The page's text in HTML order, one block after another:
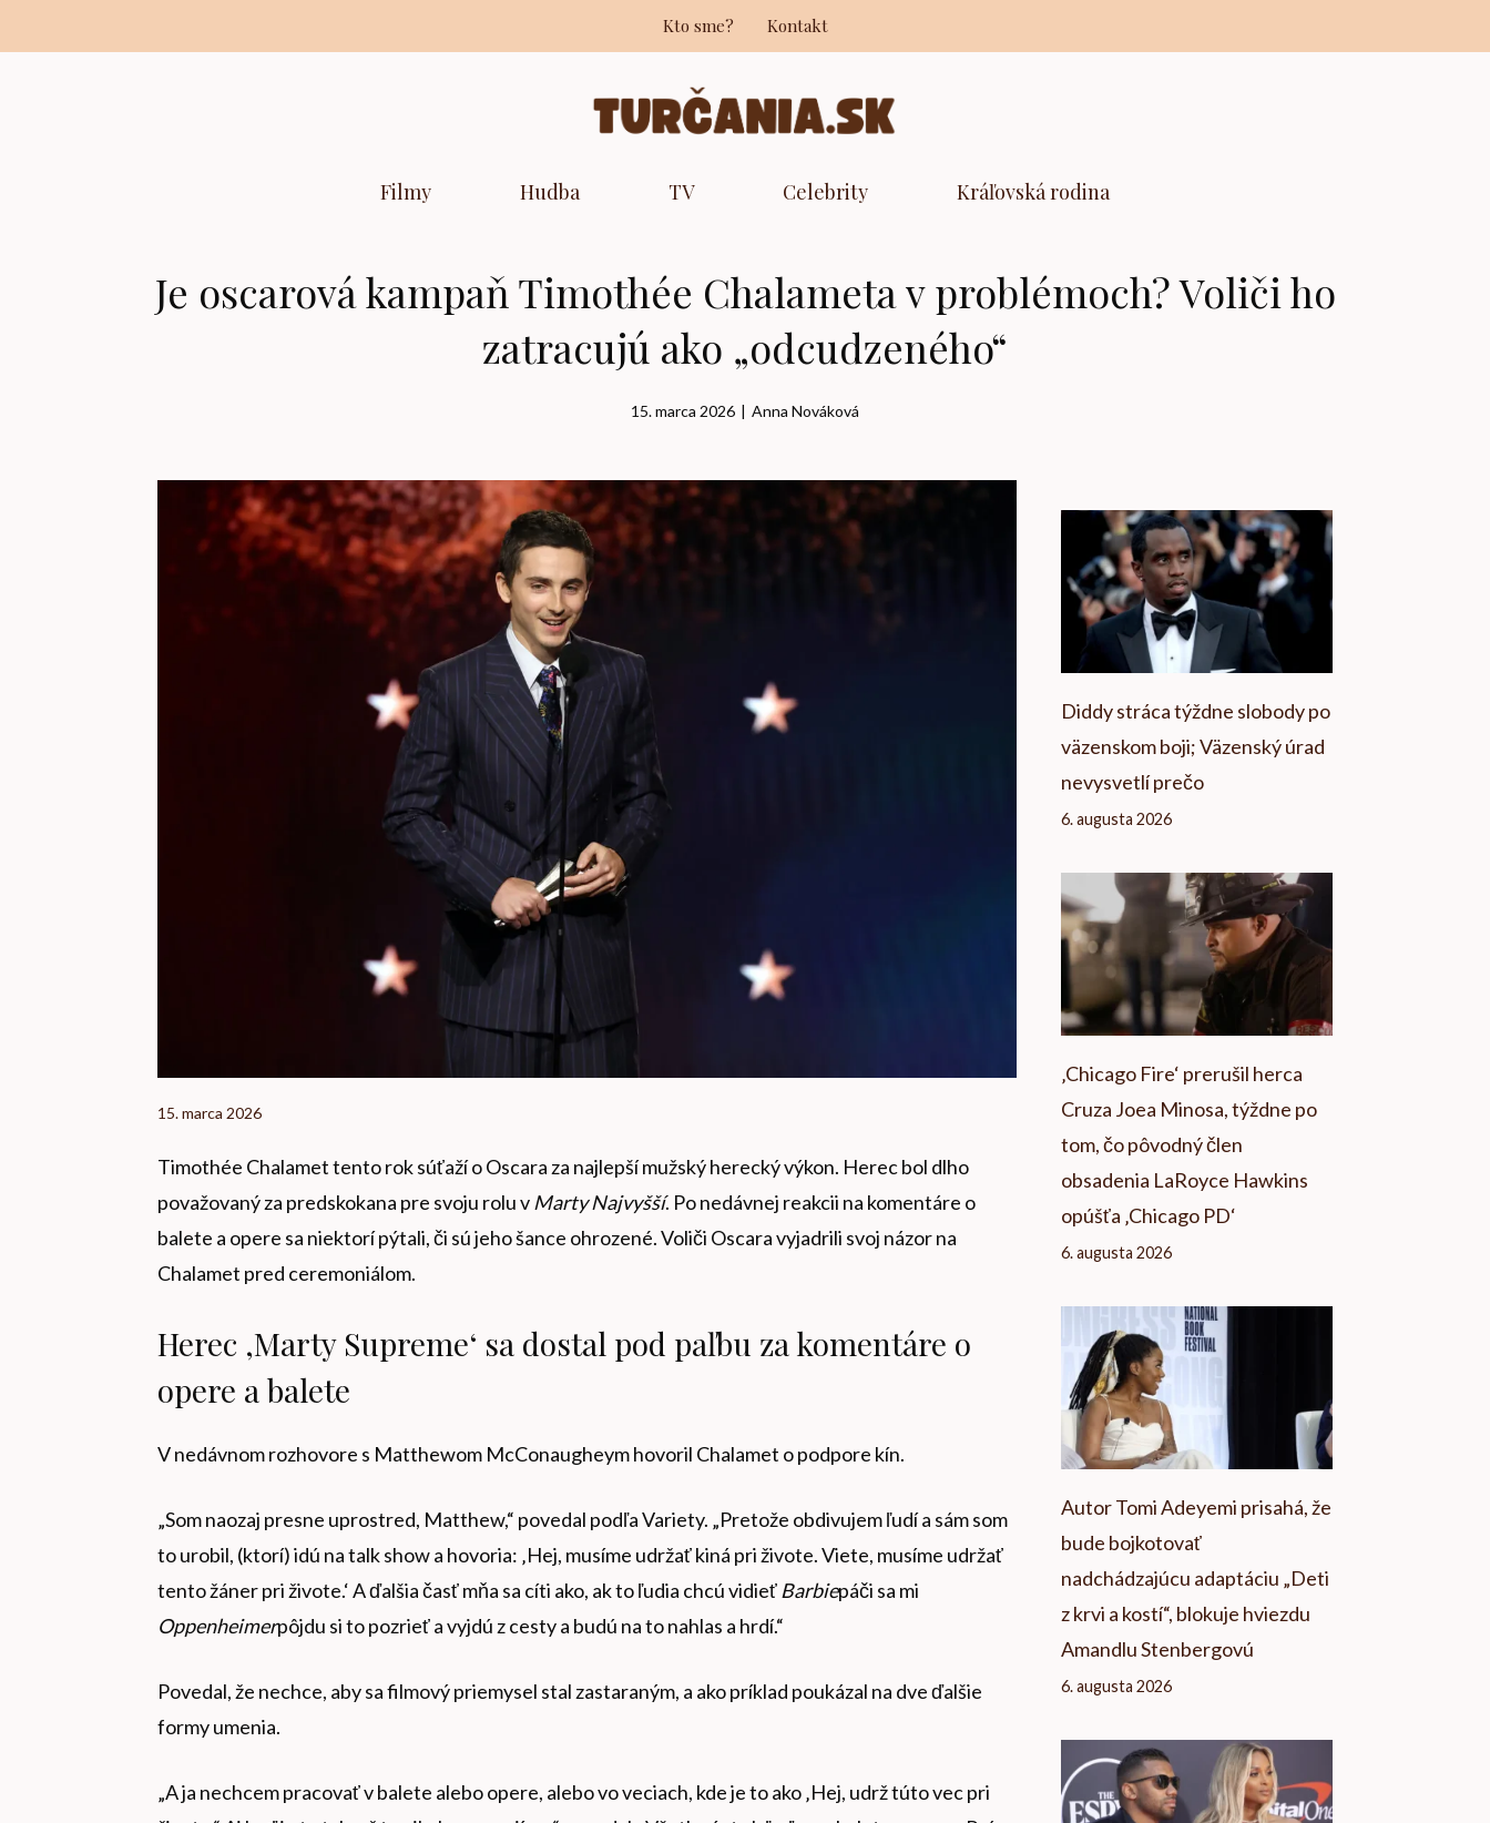
na
Kto sme? Kontakt
Filmy Hudba TV Celebrity Kráľovská rodina
Je oscarová kampaň Timothée Chalameta v problémoch? Voliči ho
zatracujú ako „odcudzeného“
15. marca 2026 | Anna Nováková
15. marca 2026
Timothée Chalamet tento rok súťaží o Oscara za najlepší mužský herecký výkon. Herec bol dlho
považovaný za predskokana pre svoju rolu v Marty Najvyšší. Po nedávnej reakcii na komentáre o
balete a opere sa niektorí pýtali, či sú jeho šance ohrozené. Voliči Oscara vyjadrili svoj názor na
Chalamet pred ceremoniálom.
Herec ‚Marty Supreme‘ sa dostal pod paľbu za komentáre o
opere a balete
V nedávnom rozhovore s Matthewom McConaugheym hovoril Chalamet o podpore kín.
„Som naozaj presne uprostred, Matthew,“ povedal podľa Variety. „Pretože obdivujem ľudí a sám som
to urobil, (ktorí) idú na talk show a hovoria: ‚Hej, musíme udržať kiná pri živote. Viete, musíme udržať
tento žáner pri živote.‘ A ďalšia časť mňa sa cíti ako, ak to ľudia chcú vidieť Barbiepáči sa mi
Oppenheimerpôjdu si to pozrieť a vyjdú z cesty a budú na to nahlas a hrdí.“
Povedal, že nechce, aby sa filmový priemysel stal zastaraným, a ako príklad poukázal na dve ďalšie
formy umenia.
„A ja nechcem pracovať v balete alebo opere, alebo vo veciach, kde je to ako ‚Hej, udrž túto vec pri
Diddy stráca týždne slobody po
väzenskom boji; Väzenský úrad
nevysvetlí prečo
6. augusta 2026
‚Chicago Fire‘ prerušil herca
Cruza Joea Minosa, týždne po
tom, čo pôvodný člen
obsadenia LaRoyce Hawkins
opúšťa ‚Chicago PD‘
6. augusta 2026
Autor Tomi Adeyemi prisahá, že
bude bojkotovať
nadchádzajúcu adaptáciu „Deti
z krvi a kostí“, blokuje hviezdu
Amandlu Stenbergovú
6. augusta 2026